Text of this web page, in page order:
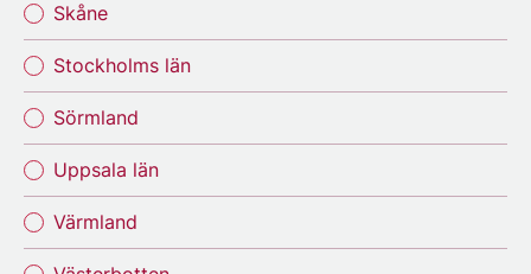
Skåne
Stockholms län
Sörmland
Uppsala län
Värmland